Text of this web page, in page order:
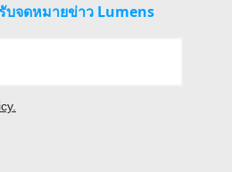
บจดหมายข่าว Lumens